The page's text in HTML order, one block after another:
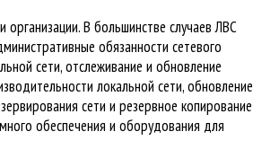
организации.В большинстве случаев ЛВС
обязанности сетевого
сети, отслеживание и обновление
локальной сети, обновление
сети и резервное копирование
обеспечения и оборудования для